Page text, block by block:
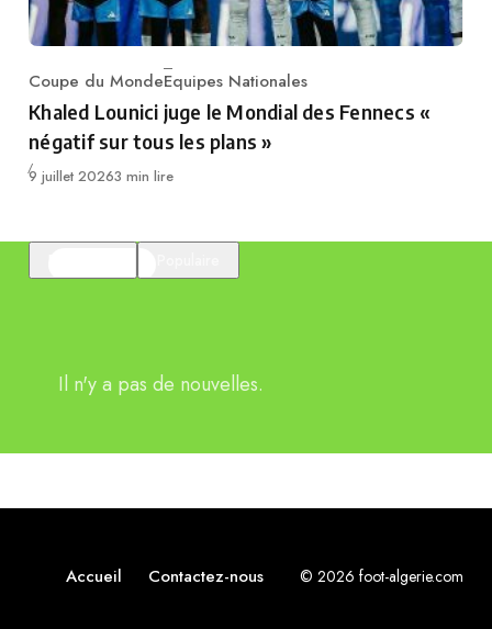
Category
Coupe du MondeEquipes Nationales
Khaled Lounici juge le Mondial des Fennecs «
négatif sur tous les plans »
Publié
9 juillet 20263 min lire
Il n'y a pas de nouvelles.
Accueil Contactez-nous © 2026 foot-algerie.com